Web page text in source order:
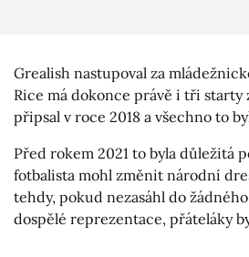
Grealish nastupoval za
Rice má dokonce právě i tři starty
připsal v roce 2018 a všechno to
Před rokem 2021 to byla důležitá
fotbalista mohl změnit národní
tehdy, pokud nezasáhl do
dospělé reprezentace, přáteláky